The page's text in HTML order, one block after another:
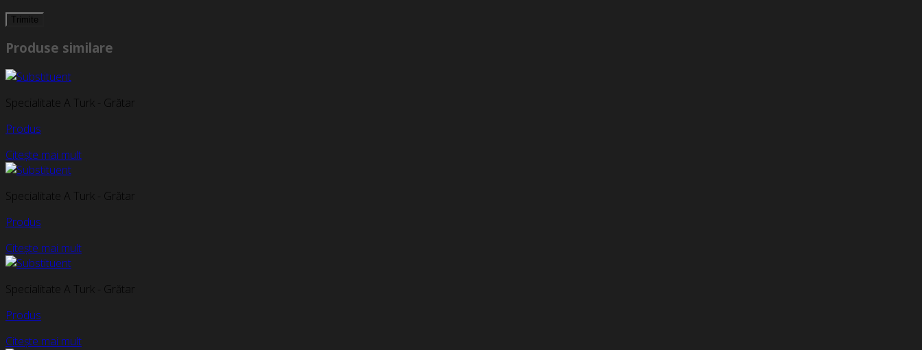
Produse similare
Specialitate A Turk - Grătar
Produs
Citește mai mult
Specialitate A Turk - Grătar
Produs
Citește mai mult
Specialitate A Turk - Grătar
Produs
Citește mai mult